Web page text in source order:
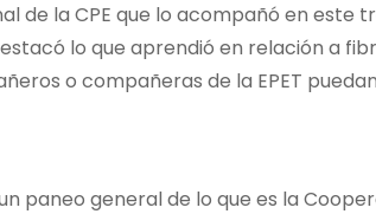
de la CPE que lo acompañó en este
lo que aprendió en relación a
o compañeras de la EPET
paneo general de lo que es la